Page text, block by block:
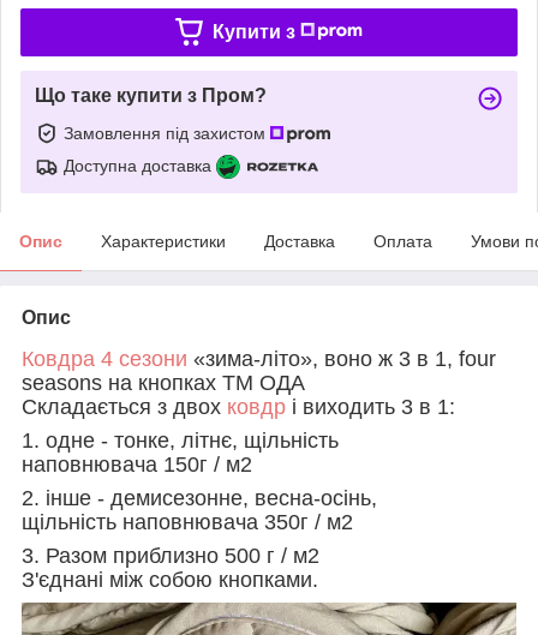
Купити з
Що таке купити з Пром?
Замовлення під захистом
Доступна доставка
Опис Характеристики Доставка Оплата Умови
Опис
Ковдра 4 сезони «зима-літо», воно ж 3 в 1, four
seasons на кнопках ТМ ОДА
Складається з двох ковдр і виходить 3 в 1:
1. одне - тонке, літнє, щільність
наповнювача 150г / м2
2. інше - демисезонне, весна-осінь,
щільність наповнювача 350г / м2
3. Разом приблизно 500 г / м2
З'єднані між собою кнопками.